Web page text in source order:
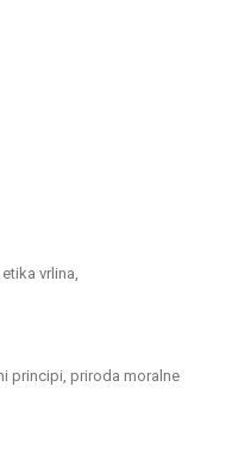
vrlina,
principi, priroda moralne